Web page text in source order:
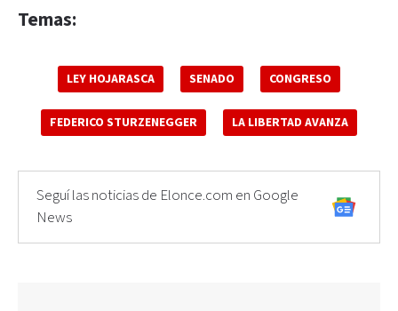
Temas:
LEY HOJARASCA SENADO CONGRESO
FEDERICO STURZENEGGER LA LIBERTAD AVANZA
Seguí las noticias de Elonce.com en Google
News